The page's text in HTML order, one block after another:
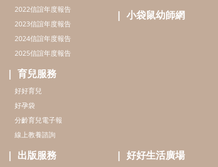
2022信誼年度報告
2023信誼年度報告
2024信誼年度報告
2025信誼年度報告
育兒服務
好好育兒
好孕袋
分齡育兒電子報
線上教養諮詢
小袋鼠幼師網
出版服務 好好生活廣場